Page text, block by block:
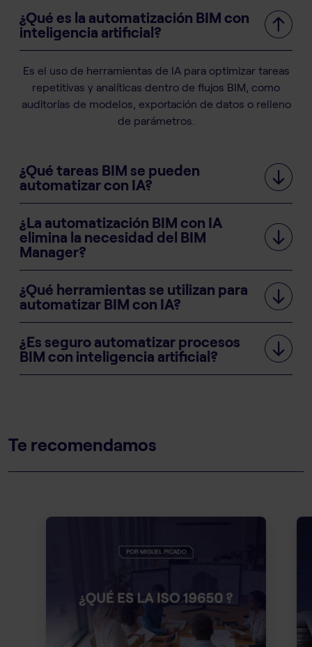
¿Qué es la automatización BIM con
inteligencia artificial?
Es el uso de herramientas de IA para optimizar tareas
repetitivas y analíticas dentro de flujos BIM, como
auditorías de modelos, exportación de datos o relleno
de parámetros.
¿Qué tareas BIM se pueden
automatizar con IA?
¿La automatización BIM con IA
elimina la necesidad del BIM
Manager?
¿Qué herramientas se utilizan para
automatizar BIM con IA?
¿Es seguro automatizar procesos
BIM con inteligencia artificial?
Te recomendamos